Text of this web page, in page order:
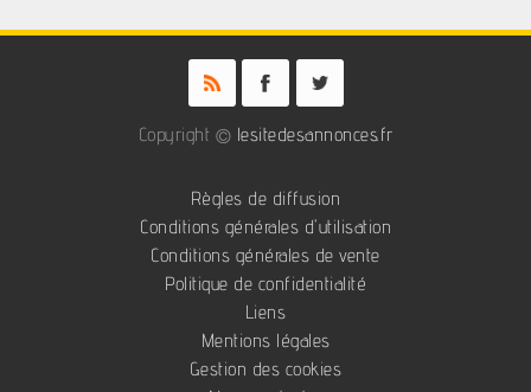
Copyright © lesitedesannonces.fr
Règles de diffusion
Conditions générales d'utilisation
Conditions générales de vente
Politique de confidentialité
Liens
Mentions légales
Gestion des cookies